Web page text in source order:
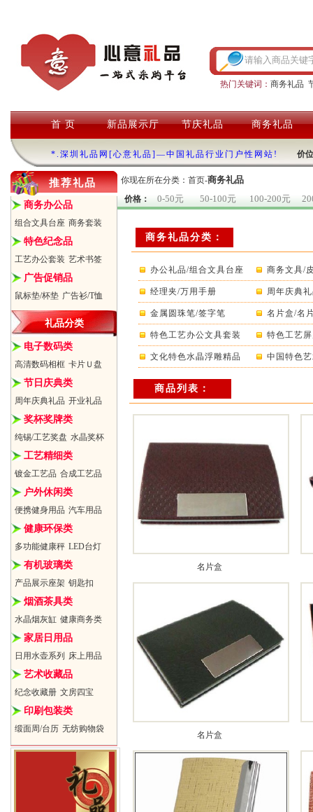
热门关键词： 商务礼品
首 页 新品展示厅 节庆礼品 商务礼品
*.深圳礼品网[心意礼品]—中国礼品行业门户性网站! 价
推荐礼品
商务办公品
组合文具台座 商务套装
特色纪念品
工艺办公套装 艺术书签
广告促销品
鼠标垫/杯垫 广告衫/T恤
礼品分类
电子数码类
高清数码相框 卡片Ｕ盘
节日庆典类
周年庆典礼品 开业礼品
奖杯奖牌类
纯锡/工艺奖盘 水晶奖杯
工艺精细类
镀金工艺品 合成工艺品
户外休闲类
便携健身用品 汽车用品
健康环保类
多功能健康秤 LED台灯
有机玻璃类
产品展示座架 钥匙扣
烟酒茶具类
水晶烟灰缸 健康商务类
家居日用品
日用水壶系列 床上用品
艺术收藏品
纪念收藏册 文房四宝
印刷包装类
缎面周/台历 无纺购物袋
你现在所在分类： 首页-商务礼品
价格： 0-50元 50-100元 100-200元
商务礼品分类：
办公礼品/组合文具台座 商务文具/
经理夹/万用手册 周年庆典
金属圆珠笔/签字笔 名片盒/名
特色工艺办公文具套装 特色工艺
文化特色水晶浮雕精品 中国特色
商品列表：
名片盒
名片盒